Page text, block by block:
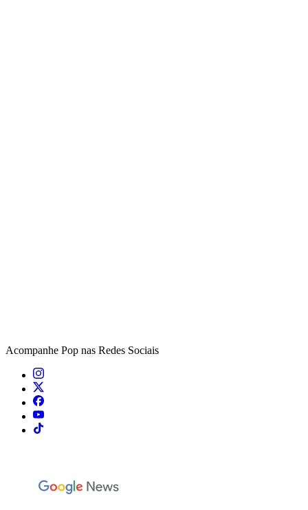
Acompanhe Pop nas Redes Sociais